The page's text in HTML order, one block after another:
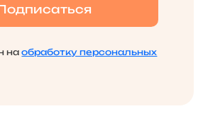
наобработку персональных